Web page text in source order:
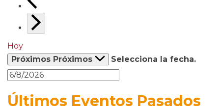
Hoy
Próximos Próximos Selecciona la fecha.
Últimos Eventos Pasados